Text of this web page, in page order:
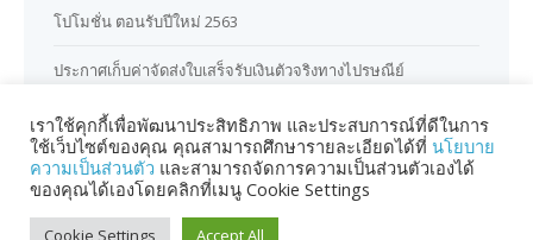
โปโมชั่น ตอนรับปีใหม่ 2563
ประกาศเก็บค่าจัดส่งใบเสร็จรับเงินตัวจริงทางไปรษณีย์
เราใช้คุกกี้เพื่อพัฒนาประสิทธิภาพ และประสบการณ์ที่ดีในการ
ใช้เว็บไซต์ของคุณ คุณสามารถศึกษารายละเอียดได้ที่ นโยบาย
ความเป็นส่วนตัว และสามารถจัดการความเป็นส่วนตัวเองได้
ของคุณได้เองโดยคลิกที่เมนู Cookie Settings
Cookie Settings Accept All